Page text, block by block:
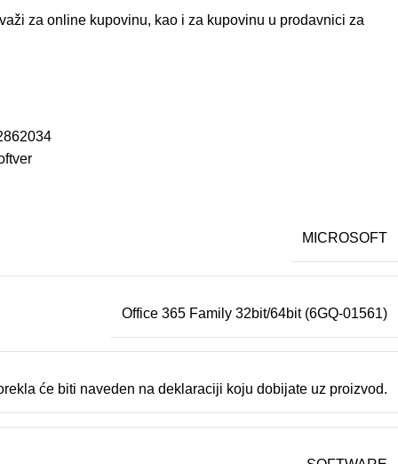
za online kupovinu, kao i za kupovinu u prodavnici za
MICROSOFT
Office 365 Family 32bit/64bit (6GQ-01561)
će biti naveden na deklaraciji koju dobijate uz proizvod.